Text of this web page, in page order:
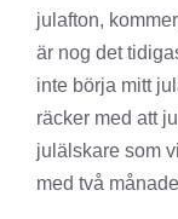
julafton,
är nog det
inte börja mitt
räcker med att
julälskare som
med två